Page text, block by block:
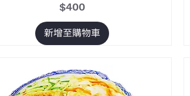
價格
$400
新增至購物車